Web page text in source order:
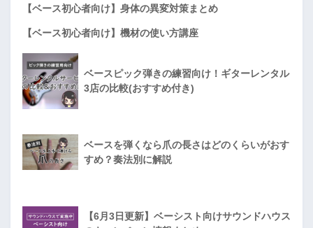
【ベース初心者向け】身体の異変対策まとめ
【ベース初心者向け】機材の使い方講座
ベースピック弾きの練習向け！ギターレンタル
3店の比較(おすすめ付き)
ベースを弾くなら爪の長さはどのくらいがおす
すめ？奏法別に解説
【6月3日更新】ベーシスト向けサウンドハウス